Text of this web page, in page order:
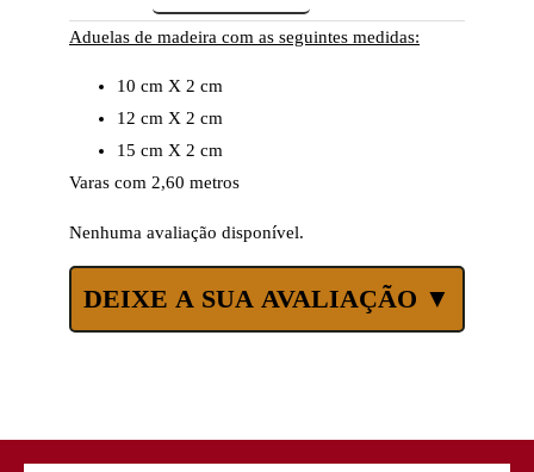
Aduelas de madeira com as seguintes medidas:
10 cm X 2 cm
12 cm X 2 cm
15 cm X 2 cm
Varas com 2,60 metros
Nenhuma avaliação disponível.
DEIXE A SUA AVALIAÇÃO ▼